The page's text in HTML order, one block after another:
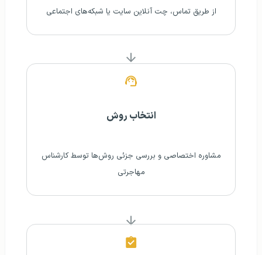
از طریق تماس، چت آنلاین سایت یا شبکه‌های اجتماعی
انتخاب روش
مشاوره اختصاصی و بررسی جزئی روش‌ها توسط کارشناس
مهاجرتی